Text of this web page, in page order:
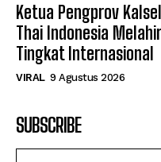
Ketua Pengprov
Thai Indonesia
Tingkat Internasional
VIRAL 9 Agustus 2026
SUBSCRIBE